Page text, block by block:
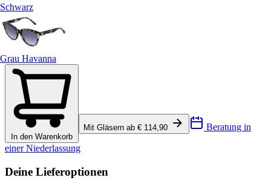
Schwarz
Grau Havanna
In den Warenkorb
Mit Gläsern ab € 114,90 Beratung in
einer Niederlassung
Deine Lieferoptionen